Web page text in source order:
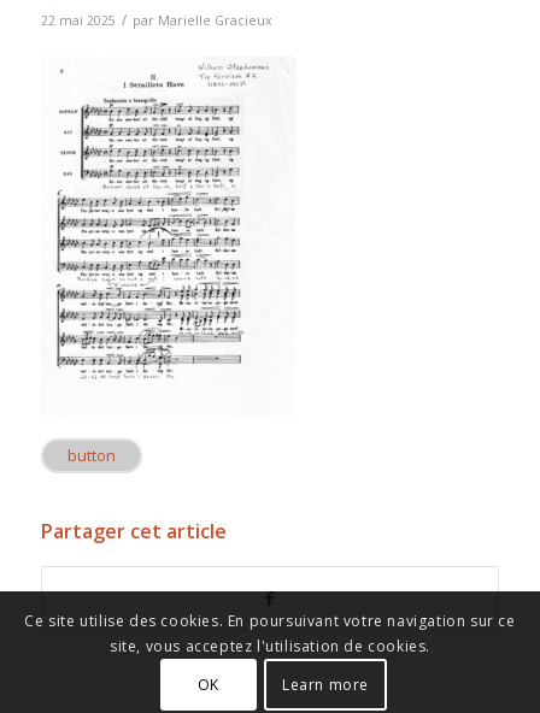
22 mai 2025 / par Marielle Gracieux
button
Partager cet article
Ce site utilise des cookies. En poursuivant votre navigation sur ce
site, vous acceptez l'utilisation de cookies.
OK
Learn more